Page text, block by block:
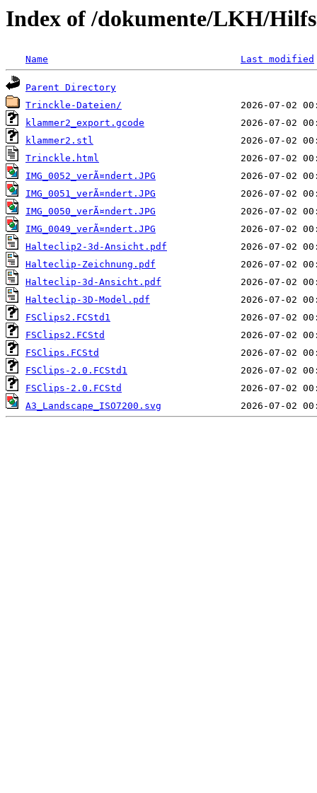
Index of /dokumente/LKH/
Name Last modified
Parent Directory
Trinckle-Dateien/
klammer2_export.gcode
klammer2.stl
Trinckle.html
IMG_0052_verÃ¤ndert.JPG
IMG_0051_verÃ¤ndert.JPG
IMG_0050_verÃ¤ndert.JPG
IMG_0049_verÃ¤ndert.JPG
Halteclip2-3d-Ansicht.pdf
Halteclip-Zeichnung.pdf
Halteclip-3d-Ansicht.pdf
Halteclip-3D-Model.pdf
FSClips2.FCStd1
FSClips2.FCStd
FSClips.FCStd
FSClips-2.0.FCStd1
FSClips-2.0.FCStd
A3_Landscape_ISO7200.svg